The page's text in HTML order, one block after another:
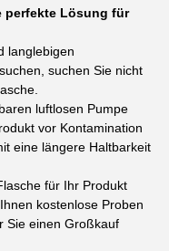
perfekte Lösung für
langlebigen
suchen Sie nicht
luftlosen Pumpe
vor Kontamination
eine längere Haltbarkeit
für Ihr Produkt
kostenlose Proben
Sie einen Großkauf